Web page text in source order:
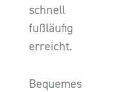
schnell
fußläufig
erreicht.
Bequemes